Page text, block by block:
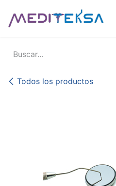
Todos los productos